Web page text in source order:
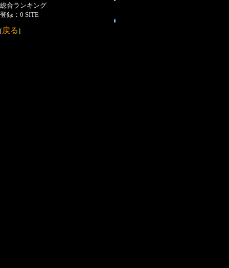
総合ランキング
登録：0 SITE
[戻る]